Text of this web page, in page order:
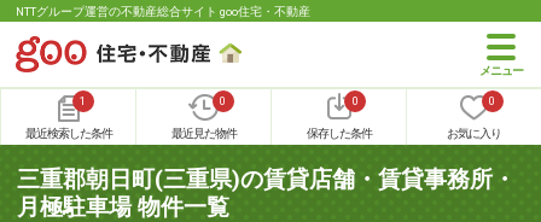
NTTグループ運営の不動産総合サイト goo住宅・不動産
1
最近検索した条件
0
最近見た物件
0
保存した条件
0
お気に入り
三重郡朝日町(三重県)の賃貸店舗・賃貸事務所・
月極駐車場 物件一覧